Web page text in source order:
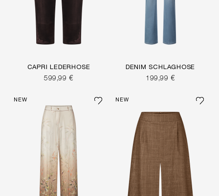
CAPRI LEDERHOSE
599,99 €
DENIM SCHLAGHOSE
199,99 €
NEW NEW